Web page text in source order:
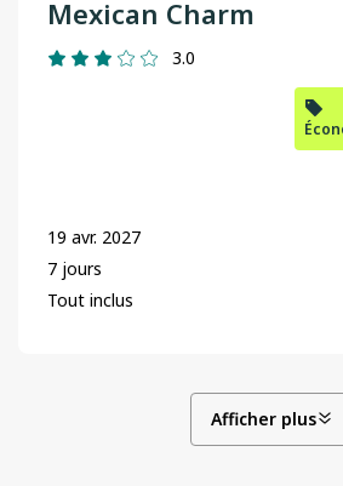
Mexican Charm
3.0
19 avr. 2027
7 jours
Tout inclus
Afficher plus